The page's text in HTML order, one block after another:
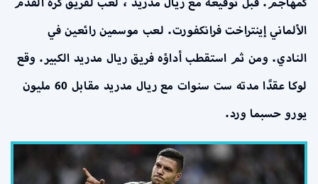
الألماني إينتراخت فرانكفورت. لعب موسمين رائعين في
النادي. ومن ثم استقطب أداؤه فريق ريال مدريد الكبير. وقع
لوكا عقدًا مدته ست سنوات مع ريال مدريد مقابل 60 مليون
يورو حسبما ورد.